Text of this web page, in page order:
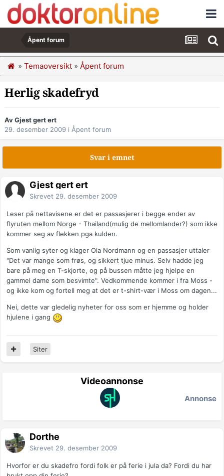
Åpent forum
» Temaoversikt » Åpent forum
Herlig skadefryd
Av Gjest gert ert
29. desember 2009 i Åpent forum
Svar i emnet
Gjest gert ert
Skrevet 29. desember 2009
Leser på nettavisene er det er passasjerer i begge ender av
flyruten mellom Norge - Thailand(mulig de mellomlander?) som ikke
kommer seg av flekken pga kulden.
Som vanlig syter og klager Ola Nordmann og en passasjer uttaler
"Det var mange som frøs, og sikkert tjue minus. Selv hadde jeg
bare på meg en T-skjorte, og på bussen måtte jeg hjelpe en
gammel dame som besvimte". Vedkommende kommer i fra Moss -
og ikke kom og fortell meg at det er t-shirt-vær i Moss om dagen...
Nei, dette var gledelig nyheter for oss som er hjemme og holder
hjulene i gang
Siter
Videoannonse
Annonse
Dorthe
Skrevet 29. desember 2009
Hvorfor er du skadefro fordi folk er på ferie i jula da? Fordi du har